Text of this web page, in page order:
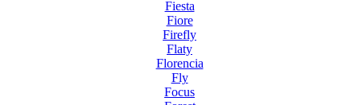
Fiesta
Fiore
Firefly
Flaty
Florencia
Fly
Focus